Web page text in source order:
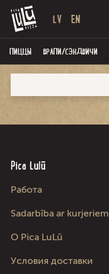
LV EN
ПИЦЦЫ ВРАПИ/СЭНДВИЧИ
Pica Lulū
Работа
Sadarbība ar kurjeriem
О Pica LuLū
Условия доставки